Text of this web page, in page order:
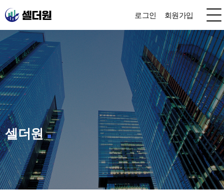
로그인 회원가입
셀더원